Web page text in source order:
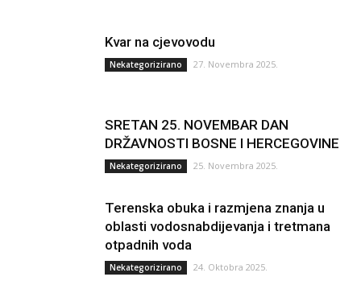
Kvar na cjevovodu
Nekategorizirano 27. Novembra 2025.
SRETAN 25. NOVEMBAR DAN
DRŽAVNOSTI BOSNE I HERCEGOVINE
Nekategorizirano 25. Novembra 2025.
Terenska obuka i razmjena znanja u
oblasti vodosnabdijevanja i tretmana
otpadnih voda
Nekategorizirano 24. Oktobra 2025.